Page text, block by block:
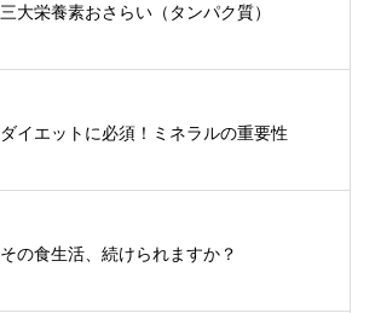
三大栄養素おさらい（タンパク質）
ダイエットに必須！ミネラルの重要性
その食生活、続けられますか？